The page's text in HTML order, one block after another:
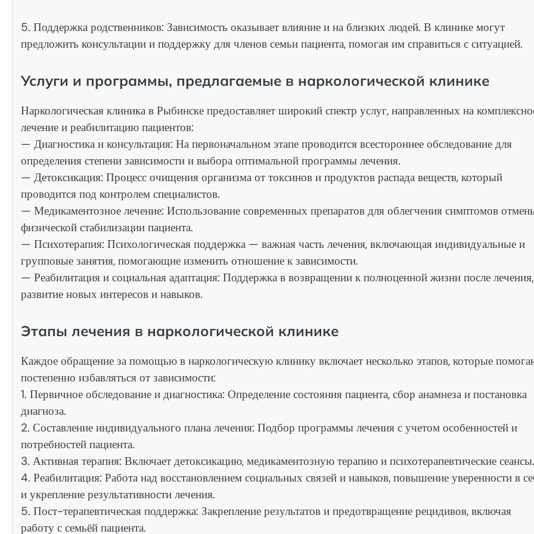
5. Поддержка родственников: Зависимость оказывает влияние и на близких людей. В клинике могут
предложить консультации и поддержку для членов семьи пациента, помогая им справиться с ситуацией.
Услуги и программы, предлагаемые в наркологической клинике
Наркологическая клиника в Рыбинске предоставляет широкий спектр услуг, направленных на
лечение и реабилитацию пациентов:
— Диагностика и консультация: На первоначальном этапе проводится всестороннее обследование для
определения степени зависимости и выбора оптимальной программы лечения.
— Детоксикация: Процесс очищения организма от токсинов и продуктов распада веществ, который
проводится под контролем специалистов.
— Медикаментозное лечение: Использование современных препаратов для облегчения симптомов
физической стабилизации пациента.
— Психотерапия: Психологическая поддержка — важная часть лечения, включающая индивидуальные и
групповые занятия, помогающие изменить отношение к зависимости.
— Реабилитация и социальная адаптация: Поддержка в возвращении к полноценной жизни после лечения,
развитие новых интересов и навыков.
Этапы лечения в наркологической клинике
Каждое обращение за помощью в наркологическую клинику включает несколько этапов, которые
постепенно избавляться от зависимости:
1. Первичное обследование и диагностика: Определение состояния пациента, сбор анамнеза и постановка
диагноза.
2. Составление индивидуального плана лечения: Подбор программы лечения с учетом особенностей и
потребностей пациента.
3. Активная терапия: Включает детоксикацию, медикаментозную терапию и психотерапевтические сеансы.
4. Реабилитация: Работа над восстановлением социальных связей и навыков, повышение уверенности в
и укрепление результативности лечения.
5. Пост-терапевтическая поддержка: Закрепление результатов и предотвращение рецидивов, включая
работу с семьёй пациента.